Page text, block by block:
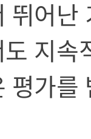
뛰어
지
평가를